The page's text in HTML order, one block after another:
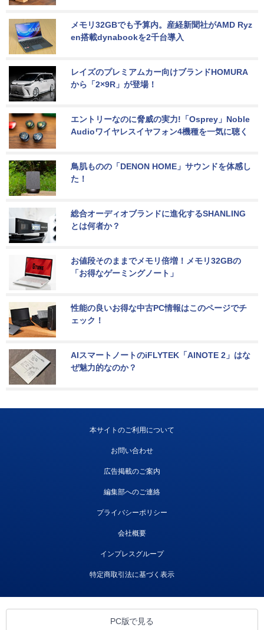
メモリ32GBでも予算内。産経新聞社がAMD Ryz
en搭載dynabookを2千台導入
レイズのプレミアムカー向けブランドHOMURA
から「2×9R」が登場！
エントリーなのに脅威の実力!「Osprey」Noble
Audioワイヤレスイヤフォン4機種を一気に聴く
鳥肌ものの「DENON HOME」サウンドを体感し
た！
総合オーディオブランドに進化するSHANLING
とは何者か？
お値段そのままでメモリ倍増！メモリ32GBの
「お得なゲーミングノート」
性能の良いお得な中古PC情報はこのページでチ
ェック！
AIスマートノートのiFLYTEK「AINOTE 2」はな
ぜ魅力的なのか？
本サイトのご利用について
お問い合わせ
広告掲載のご案内
編集部へのご連絡
プライバシーポリシー
会社概要
インプレスグループ
特定商取引法に基づく表示
PC版で見る